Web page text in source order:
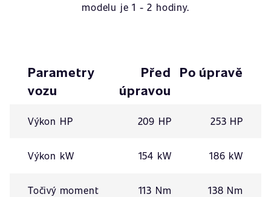
modelu je 1 - 2 hodiny.
Parametry
vozu
Před
úpravou
Po úpravě
Výkon HP 209 HP 253 HP
Výkon kW 154 kW 186 kW
Točivý moment
113 Nm 138 Nm